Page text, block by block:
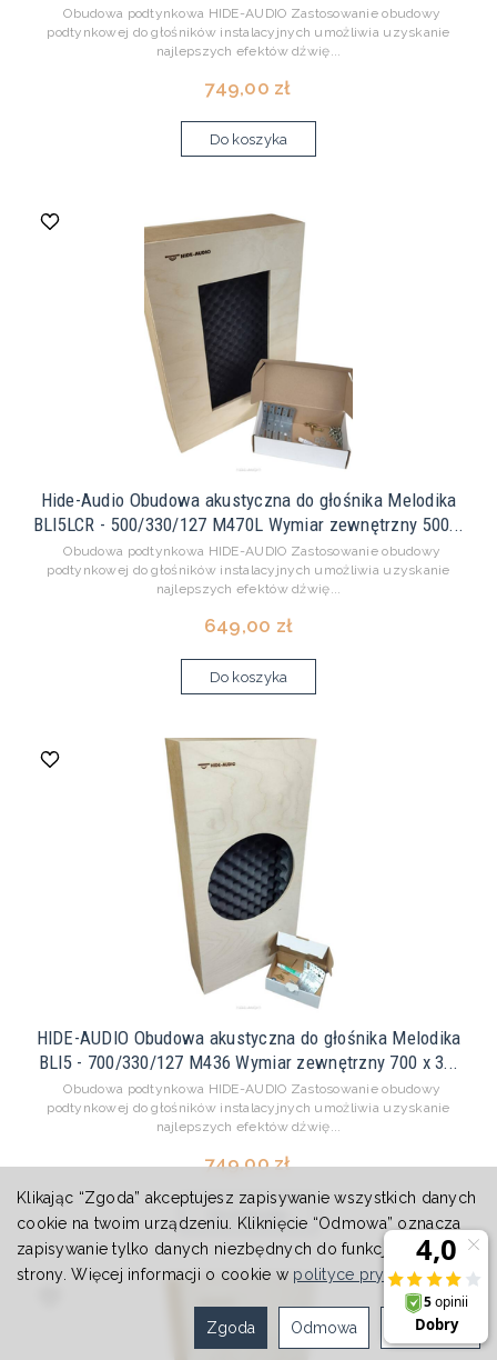
Obudowa podtynkowa HIDE-AUDIO Zastosowanie obudowy
podtynkowej do głośników instalacyjnych umożliwia uzyskanie
najlepszych efektów dźwię...
749,00 zł
Do koszyka
Hide-Audio Obudowa akustyczna do głośnika Melodika
BLI5LCR - 500/330/127 M470L Wymiar zewnętrzny 500...
Obudowa podtynkowa HIDE-AUDIO Zastosowanie obudowy
podtynkowej do głośników instalacyjnych umożliwia uzyskanie
najlepszych efektów dźwię...
649,00 zł
Do koszyka
HIDE-AUDIO Obudowa akustyczna do głośnika Melodika
BLI5 - 700/330/127 M436 Wymiar zewnętrzny 700 x 3...
Obudowa podtynkowa HIDE-AUDIO Zastosowanie obudowy
podtynkowej do głośników instalacyjnych umożliwia uzyskanie
najlepszych efektów dźwię...
749,00 zł
Do koszyka
Klikając “Zgoda” akceptujesz zapisywanie wszystkich danych
cookie na twoim urządzeniu. Kliknięcie “Odmowa” oznacza
zapisywanie tylko danych niezbędnych do funkcjonowania
strony. Więcej informacji o cookie w polityce prywatności.
Ustawienia
Odmowa
Zgoda